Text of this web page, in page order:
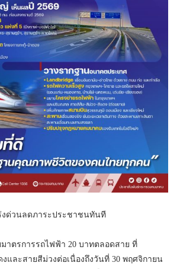
งด่วนลดภาระประชาชนทันที
าตรการรถไฟฟ้า 20 บาทตลอดสาย ที่
และสายสีม่วงต่อเนื่องถึงวันที่ 30 พฤศจิกายน